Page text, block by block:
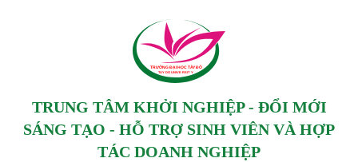
TRƯỜNG ĐẠI HỌC TÂY ĐÔ
TAY DO UNIVERSIT Y
TRUNG TÂM KHỞI NGHIỆP - ĐỔI MỚI
SÁNG TẠO - HỖ TRỢ SINH VIÊN VÀ HỢP
TÁC DOANH NGHIỆP